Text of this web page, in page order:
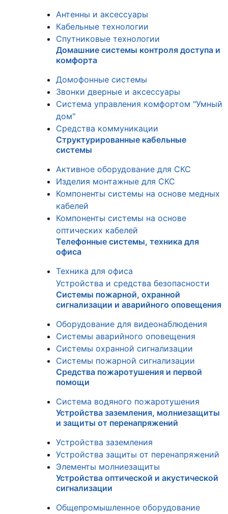
Антенны и аксессуары
Кабельные технологии
Спутниковые технологии
Домашние системы контроля доступа и
комфорта
Домофонные системы
Звонки дверные и аксессуары
Система управления комфортом "Умный
дом"
Средства коммуникации
Структурированные кабельные
системы
Активное оборудование для СКС
Изделия монтажные для СКС
Компоненты системы на основе медных
кабелей
Компоненты системы на основе
оптических кабелей
Телефонные системы, техника для
офиса
Техника для офиса
Устройства и средства безопасности
Системы пожарной, охранной
сигнализации и аварийного оповещения
Оборудование для видеонаблюдения
Системы аварийного оповещения
Системы охранной сигнализации
Системы пожарной сигнализации
Средства пожаротушения и первой
помощи
Система водяного пожаротушения
Устройства заземления, молниезащиты
и защиты от перенапряжений
Устройства заземления
Устройства защиты от перенапряжений
Элементы молниезащиты
Устройства оптической и акустической
сигнализации
Общепромышленное оборудование